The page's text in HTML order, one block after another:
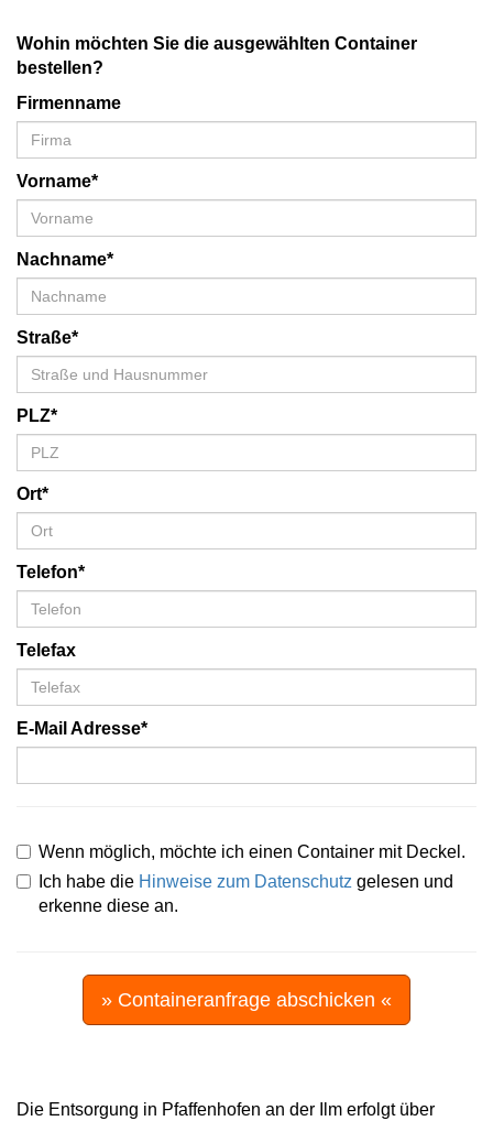
Wohin möchten Sie die ausgewählten Container
bestellen?
Firmenname
Vorname*
Nachname*
Straße*
PLZ*
Ort*
Telefon*
Telefax
E-Mail Adresse*
Wenn möglich, möchte ich einen Container mit Deckel.
Ich habe die Hinweise zum Datenschutz gelesen und
erkenne diese an.
» Containeranfrage abschicken «
Die Entsorgung in Pfaffenhofen an der Ilm erfolgt über